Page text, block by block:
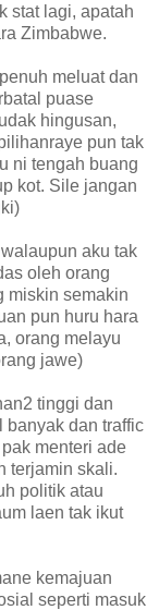
stat lagi, apatah
Zimbabwe.
meluat dan
puase
hingusan,
pun tak
ni tengah buang
kot. Sile jangan
aku tak
oleh orang
miskin semakin
pun huru hara
orang melayu
jawe)
tinggi dan
banyak dan traffic
menteri ade
terjamin skali.
politik atau
laen tak ikut
kemajuan
seperti masuk